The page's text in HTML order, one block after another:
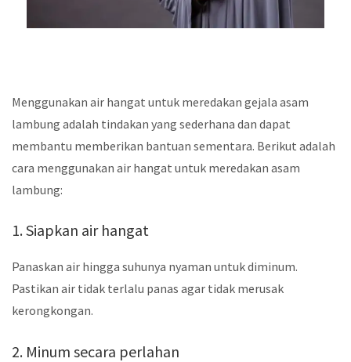
Menggunakan air hangat untuk meredakan gejala asam
lambung adalah tindakan yang sederhana dan dapat
membantu memberikan bantuan sementara. Berikut adalah
cara menggunakan air hangat untuk meredakan asam
lambung:
1. Siapkan air hangat
Panaskan air hingga suhunya nyaman untuk diminum.
Pastikan air tidak terlalu panas agar tidak merusak
kerongkongan.
2. Minum secara perlahan